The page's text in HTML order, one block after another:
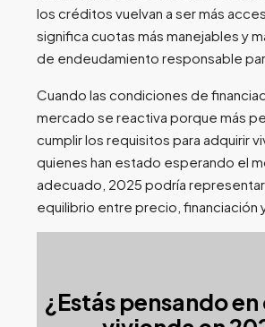
los créditos vuelvan a ser más
significa cuotas más manejables y
de endeudamiento responsable
Cuando las condiciones de
mercado se reactiva porque más
cumplir los requisitos para adquirir
quienes han estado esperando el
adecuado, 2025 podría
equilibrio entre precio, financiación
¿Estás pensando